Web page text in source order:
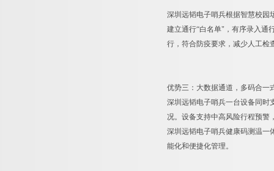
深圳远韬电子哨兵根据智慧校园
建立通行“白名单"，有序录入通
行，符合防疫要求，减少人工检
优势三：大数据通道，多码合一
深圳远韬电子哨兵一台设备同时
况。设备支持中高风险行程预警
深圳远韬电子哨兵健康码测温一
能化和便捷化管理。